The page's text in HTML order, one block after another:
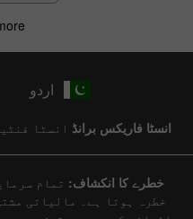
اردو
انسٹا فاریکس برانڈ انسٹا
خطرے کا انکشاف: تمام
خطرہ ہوتا ہے۔ مالیاتی